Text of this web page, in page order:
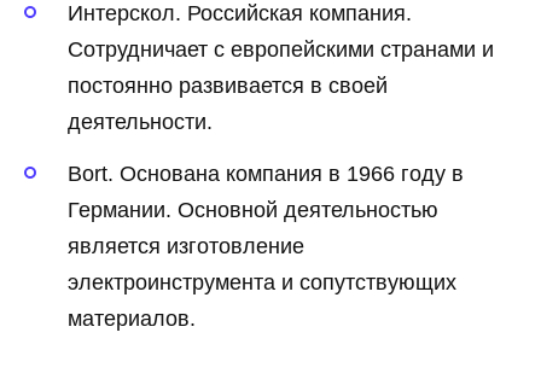
Интерскол. Российская компания.
Сотрудничает с европейскими странами и
постоянно развивается в своей
деятельности.
Bort. Основана компания в 1966 году в
Германии. Основной деятельностью
является изготовление
электроинструмента и сопутствующих
материалов.